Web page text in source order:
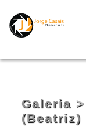
Galeria >
(Beatriz)